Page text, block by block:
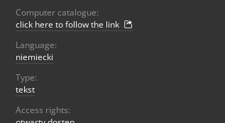
Computer catalogue:
click here to follow the link
Language:
niemiecki
Type:
tekst
Access rights: